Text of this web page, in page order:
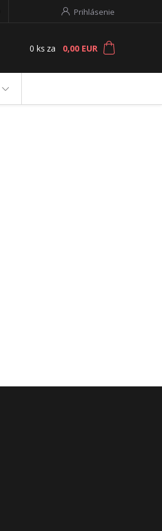
Prihlásenie
0 ks za 0,00 EUR